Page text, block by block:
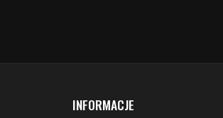
INFORMACJE